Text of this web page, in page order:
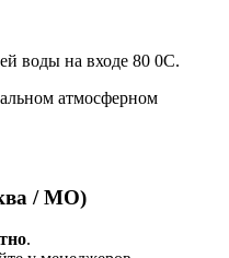
воды на входе 80 0С.
атмосферном
/ МО)
.